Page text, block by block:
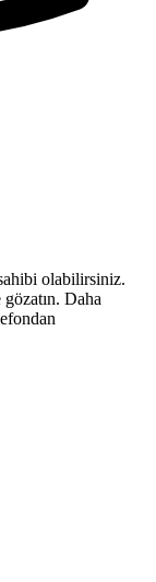
olabilirsiniz.
Daha